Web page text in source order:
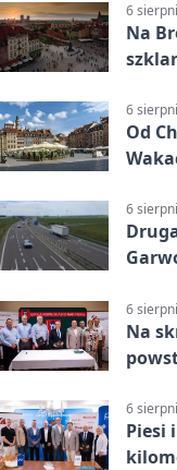
6
Na
6
Od
6
6
Na
6
Piesi